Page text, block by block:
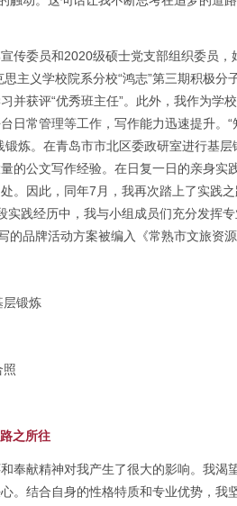
传委员和2020级硕士党支部组织委员，
义学校院系分校“鸿志”第三期积极分
获评“优秀班主任”。此外，我作为学
日常管理等工作，写作能力迅速提升。
炼。在青岛市市北区委政研室进行基
的公文写作经验。在日复一日的亲身实
。因此，同年7月，我再次踏上了实践
实践经历中，我与小组成员们充分发挥
品牌活动方案被编入《常熟市文旅资源
层锻炼
照
之所往
奉献精神对我产生了很大的影响。我渴
。结合自身的性格特质和专业优势，我